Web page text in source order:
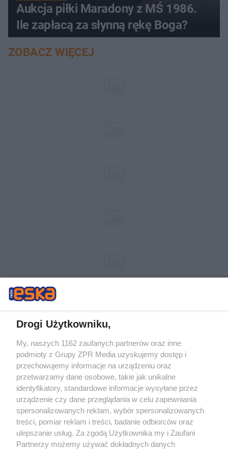
Aukcja piłki Maradony z MŚ 1986.
Ile zapłacą za słynną rękę Boga?
ZOBACZ WIĘCEJ
Żaden utwór zamieszczony w serwisie nie może być powielany i
rozpowszechniany lub dalej rozpowszechniany w jakikolwiek sposób (w
tym także elektroniczny lub mechaniczny) na jakimkolwiek polu
eksploatacji w jakiejkolwiek formie, włącznie z umieszczaniem w
Internecie bez pisemnej zgody właściciela praw. Jakiekolwiek użycie lub
wykorzystanie utworów w całości lub w części z naruszeniem prawa,
tzn. bez właściwej zgody, jest zabronione pod groźbą kary i może być
ścigane prawnie.
Drogi Użytkowniku,
My, naszych 1162 zaufanych partnerów oraz inne
podmioty z Grupy ZPR Media uzyskujemy dostęp i
przechowujemy informacje na urządzeniu oraz
przetwarzamy dane osobowe, takie jak unikalne
identyfikatory, standardowe informacje wysyłane przez
urządzenie czy dane przeglądania w celu zapewniania
spersonalizowanych reklam, wybór spersonalizowanych
treści, pomiar reklam i treści, badanie odbiorców oraz
ulepszanie usług. Za zgodą Użytkownika my i Zaufani
Partnerzy możemy używać dokładnych danych